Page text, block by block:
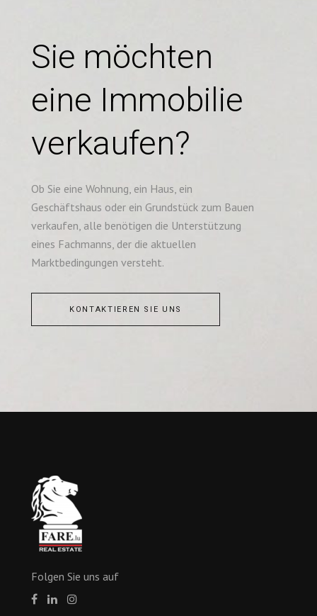
Sie möchten
eine Immobilie
verkaufen?
Ob Sie eine Wohnung, ein Haus, ein
Geschäftshaus oder ein Grundstück zum Bauen
verkaufen, alle benötigen die Unterstützung
eines Fachmanns, der die aktuellen
Marktbedingungen versteht.
KONTAKTIEREN SIE UNS
Folgen Sie uns auf